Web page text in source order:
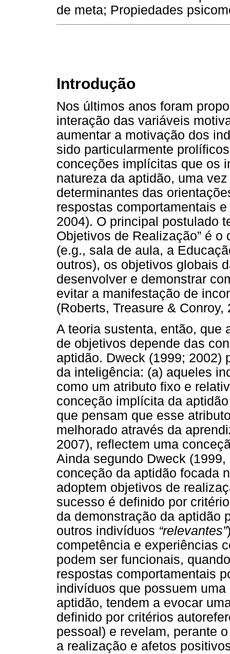
de meta; Propiedades
Introdução
Nos últimos anos foram
interação das variáveis
aumentar a motivação dos
sido particularmente
conceções implícitas que os
natureza da aptidão, uma
determinantes das
respostas comportamentais
2004). O principal postulado
Objetivos de Realização” é
(e.g., sala de aula, a
outros), os objetivos globais
desenvolver e demonstrar
evitar a manifestação de
(Roberts, Treasure & Conroy,
A teoria sustenta, então, que
de objetivos depende das
aptidão. Dweck (1999; 2002)
da inteligência: (a) aqueles
como um atributo fixo e
conceção implícita da
que pensam que esse
melhorado através da
2007), reflectem uma
Ainda segundo Dweck
conceção da aptidão focada
adoptem objetivos de
sucesso é definido por
da demonstração da aptidão
outros indivíduos “relevantes”
competência e experiências
podem ser funcionais,
respostas comportamentais
indivíduos que possuem
aptidão, tendem a evocar
definido por critérios
pessoal) e revelam, perante
a realização e afetos